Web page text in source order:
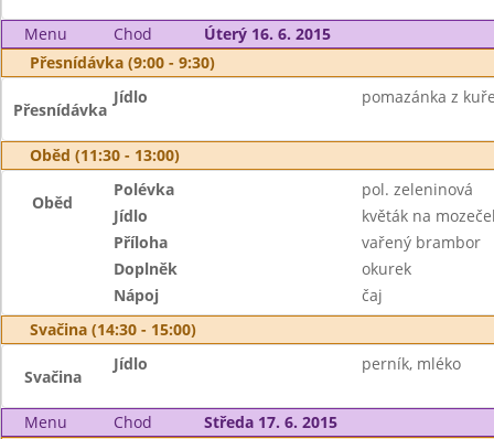
Menu Chod
Úterý 16. 6. 2015
Přesnídávka (9:00 - 9:30)
Přesnídávka
Jídlo pomazánka z
Oběd (11:30 - 13:00)
Oběd
Polévka
pol. zeleninová
Jídlo
květák na
Příloha
vařený brambor
Doplněk
okurek
Nápoj
čaj
Svačina (14:30 - 15:00)
Svačina
Jídlo perník, mléko
Menu Chod
Středa 17. 6. 2015